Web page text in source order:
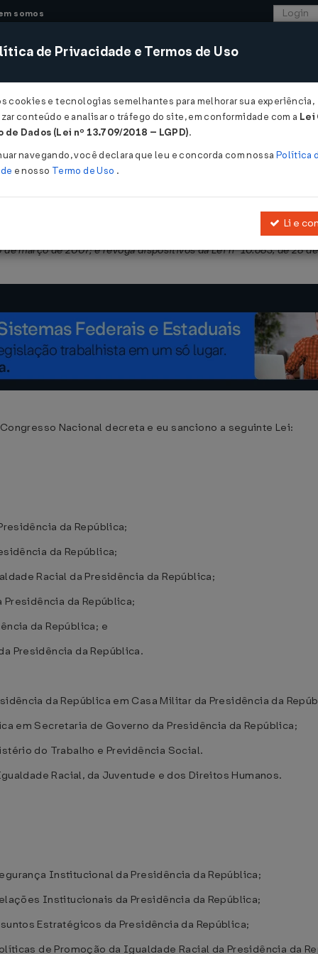
somos
CONSULTORIA SISTEMAS COMÉRCIO
de 28 de maio de 2003, que dispõe sobre a organização
de março de 2007; e revoga dispositivos da Lei n° 10.683, de 28
Congresso Nacional decreta e eu sanciono a seguinte Lei:
da República;
da República;
Racial da Presidência da República;
da República;
da República; e
Presidência da República.
da República em Casa Militar da Presidência da
em Secretaria de Governo da Presidência da República;
do Trabalho e Previdência Social.
Racial, da Juventude e dos Direitos Humanos.
Institucional da Presidência da República;
Institucionais da Presidência da República;
Estratégicos da Presidência da República;
de Promoção da Igualdade Racial da Presidência da
de Privacidade e Termos de Uso
cookies e tecnologias semelhantes para melhorar sua experiência,
conteúdo e analisar o tráfego do site, em conformidade com a Lei
Dados (Lei nº 13.709/2018 – LGPD).
navegando, você declara que leu e concorda com nossa Política
e nosso Termo de Uso .
Li e